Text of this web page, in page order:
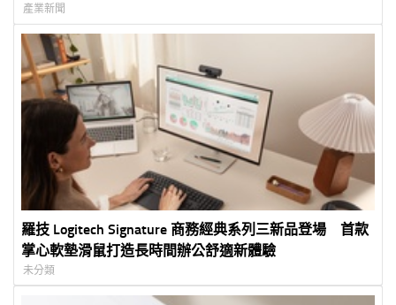
年約月繳 250 元
產業新聞
羅技 Logitech Signature 商務經典系列三新品登場 首款
掌心軟墊滑鼠打造長時間辦公舒適新體驗
未分類